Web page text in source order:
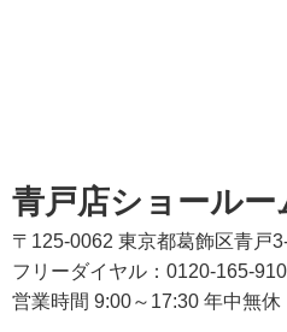
青戸店ショールー
〒125-0062 東京都葛飾区青戸
フリーダイヤル：0120-165-910
営業時間 9:00～17:30 年中無休